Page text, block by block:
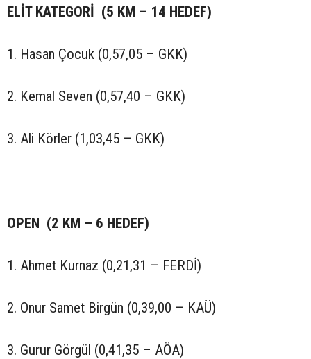
ELİT KATEGORİ (5 KM – 14 HEDEF)
1. Hasan Çocuk (0,57,05 – GKK)
2. Kemal Seven (0,57,40 – GKK)
3. Ali Körler (1,03,45 – GKK)
OPEN (2 KM – 6 HEDEF)
1. Ahmet Kurnaz (0,21,31 – FERDİ)
2. Onur Samet Birgün (0,39,00 – KAÜ)
3. Gurur Görgül (0,41,35 – AÖA)